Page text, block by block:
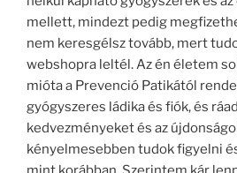
mellett, mindezt pedig
nem keresgélsz tovább, mert
webshopra leltél. Az én életem
mióta a Prevenció Patikától
gyógyszeres ládika és fiók, és
kedvezményeket és az
kényelmesebben tudok figyelni